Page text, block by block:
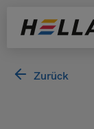
Zurück
Bitte